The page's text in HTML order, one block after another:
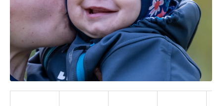
a
j
í
t
?